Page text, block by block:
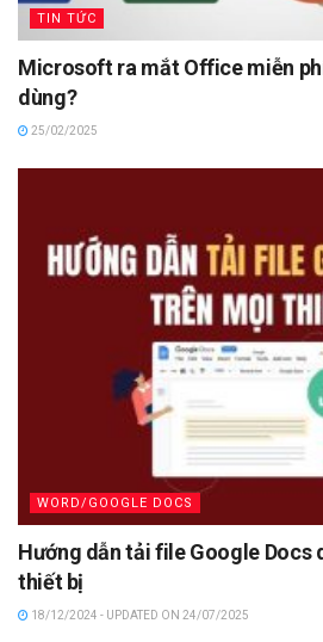
TIN TỨC
Microsoft ra mắt Office miễn
dùng?
25/02/2025
WORD/GOOGLE DOCS
Hướng dẫn tải file Google Docs
thiết bị
18/12/2024 - UPDATED ON 24/07/2025